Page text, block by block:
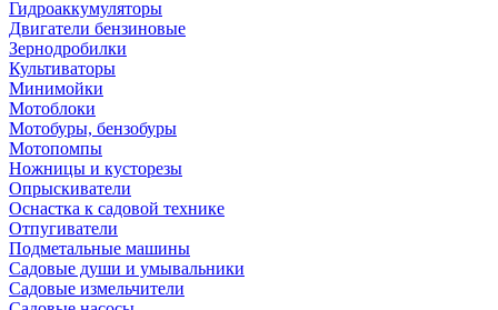
Гидроаккумуляторы
Двигатели бензиновые
Зернодробилки
Культиваторы
Минимойки
Мотоблоки
Мотобуры, бензобуры
Мотопомпы
Ножницы и кусторезы
Опрыскиватели
Оснастка к садовой технике
Отпугиватели
Подметальные машины
Садовые души и умывальники
Садовые измельчители